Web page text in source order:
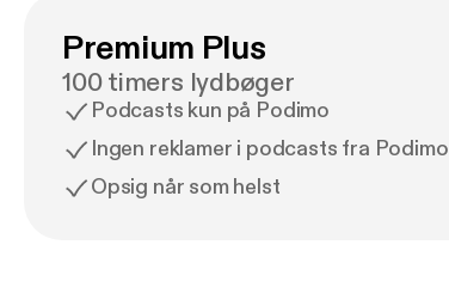
Premium Plus
100 timers lydbøger
Podcasts kun på Podimo
Ingen reklamer i podcasts fra Podimo
Opsig når som helst